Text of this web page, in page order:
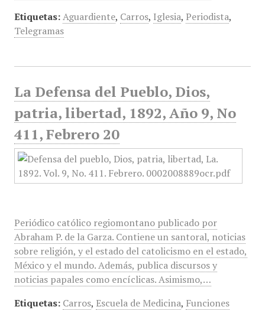
Etiquetas: Aguardiente, Carros, Iglesia, Periodista,
Telegramas
La Defensa del Pueblo, Dios,
patria, libertad, 1892, Año 9, No
411, Febrero 20
Periódico católico regiomontano publicado por
Abraham P. de la Garza. Contiene un santoral, noticias
sobre religión, y el estado del catolicismo en el estado,
México y el mundo. Además, publica discursos y
noticias papales como encíclicas. Asimismo,…
Etiquetas: Carros, Escuela de Medicina, Funciones